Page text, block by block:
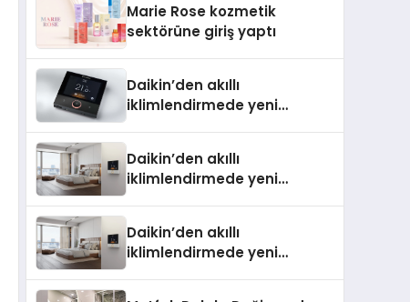
Marie Rose kozmetik
sektörüne giriş yaptı
Daikin’den akıllı
iklimlendirmede yeni
Daikin’den akıllı
iklimlendirmede yeni
dostu tasarımıyla öne çıkan
Madoka ailesinin yeni nesil
teknolojilerle donatılmış son
Daikin’den akıllı
iklimlendirmede yeni